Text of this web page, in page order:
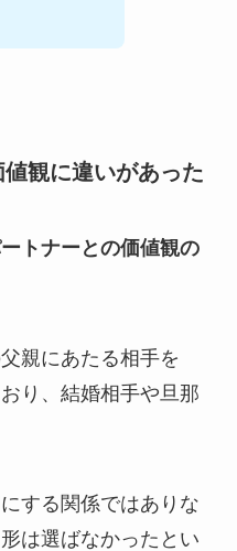
観に違いがあった
トナーとの価値観の
親にあたる相手を
り、結婚相手や旦那
する関係ではありな
は選ばなかったとい